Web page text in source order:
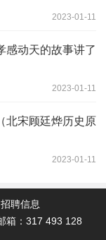
2023-01-11
感动天的故事讲了
2023-01-11
北宋顾廷烨历史原
2023-01-11
招聘信息
箱：317 493 128